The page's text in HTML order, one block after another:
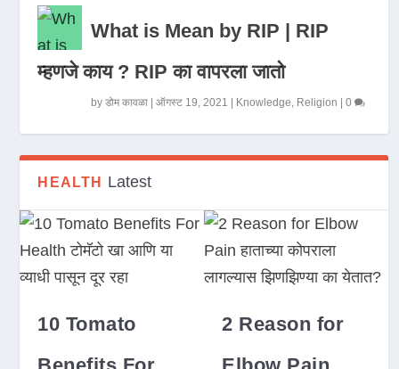
What is Mean by RIP | RIP
म्हणजे काय ? RIP का वापरला जातो
byडोम कावळा |ऑगस्ट 19, 2021 Knowledge, Religion |0
HEALTH Latest
10 Tomato
2 Reason for